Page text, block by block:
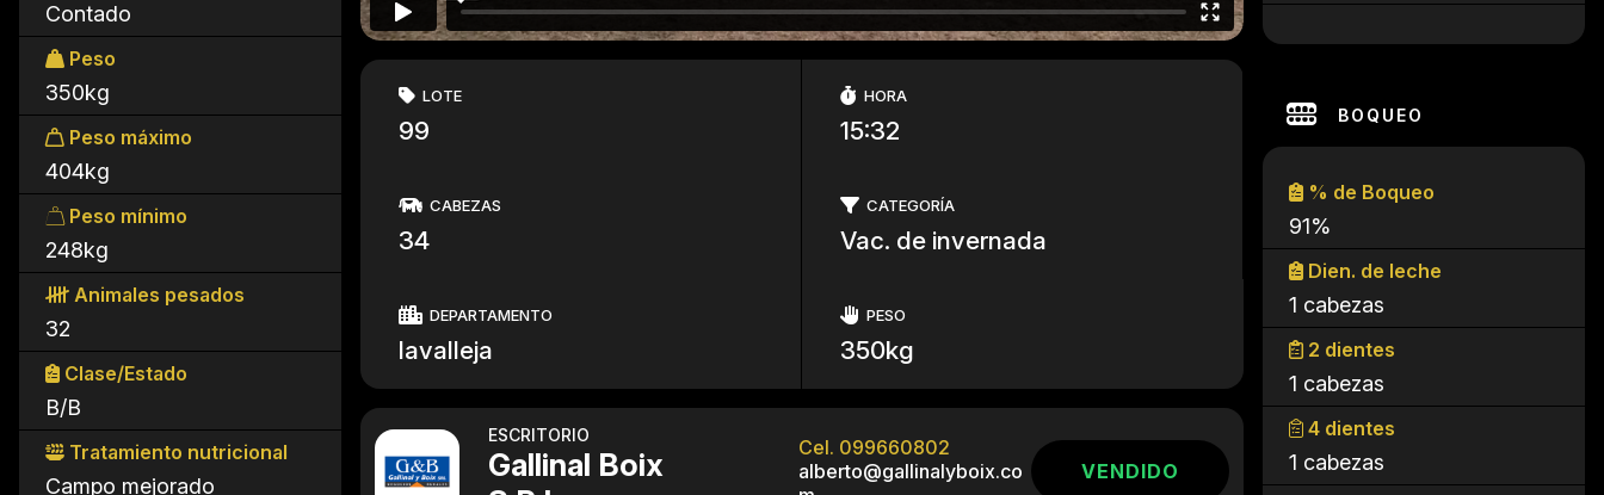
Contado
Peso
350kg
Peso máximo
404kg
Peso mínimo
248kg
Animales pesados
32
Clase/Estado
B/B
Tratamiento nutricional
Campo mejorado
BOQUEO
% de Boqueo
91%
Dien. de leche
1 cabezas
2 dientes
1 cabezas
4 dientes
1 cabezas
LOTE
99
HORA
15:32
CABEZAS
34
CATEGORÍA
Vac. de invernada
DEPARTAMENTO
lavalleja
PESO
350kg
ESCRITORIO
Gallinal Boix
Cel. 099660802
alberto@gallinalyboix.co
VENDIDO